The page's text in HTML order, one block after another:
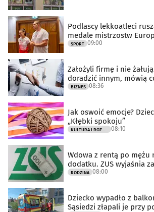
Podlascy lekkoatleci
medale mistrzostw
SPORT 09:00
Założyli firmę i nie
doradzić innym, mówią
BIZNES 08:36
Jak oswoić emocje?
„Kłębki spokoju”
KULTURA I ROZRYWKA 08:10
Wdowa z rentą po mężu
dodatku. ZUS wyjaśnia
RODZINA 08:00
Dziecko wypadło z
Sąsiedzi złapali je przy